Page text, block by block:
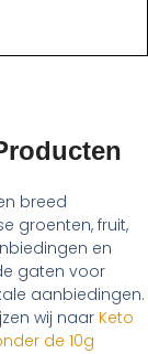
breed
groenten, fruit,
en
gaten voor
aanbiedingen.
wij naar Keto
de 10g